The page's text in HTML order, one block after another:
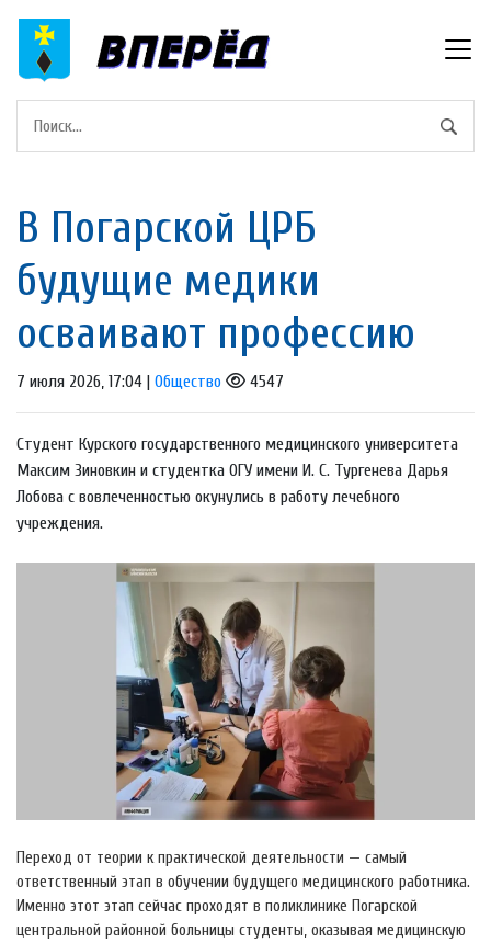
В Погарской ЦРБ
будущие медики
осваивают профессию
7 июля 2026, 17:04 | Общество 4547
Студент Курского государственного медицинского университета
Максим Зиновкин и студентка ОГУ имени И. С. Тургенева Дарья
Лобова с вовлеченностью окунулись в работу лечебного
учреждения.
Переход от теории к практической деятельности — самый
ответственный этап в обучении будущего медицинского работника.
Именно этот этап сейчас проходят в поликлинике Погарской
центральной районной больницы студенты, оказывая медицинскую